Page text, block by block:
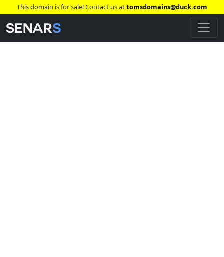
This domain is for sale! Contact us attomsdomains@duck.com